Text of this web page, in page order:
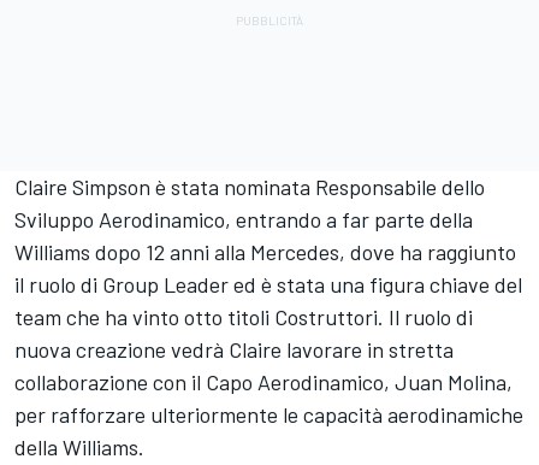
Claire Simpson è stata nominata Responsabile dello
Sviluppo Aerodinamico, entrando a far parte della
Williams dopo 12 anni alla Mercedes, dove ha raggiunto
il ruolo di Group Leader ed è stata una figura chiave del
team che ha vinto otto titoli Costruttori. Il ruolo di
nuova creazione vedrà Claire lavorare in stretta
collaborazione con il Capo Aerodinamico, Juan Molina,
per rafforzare ulteriormente le capacità aerodinamiche
della Williams.